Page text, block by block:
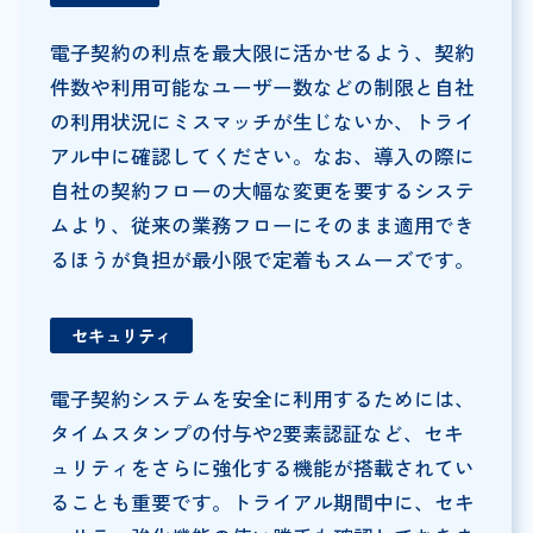
電子契約の利点を最大限に活かせるよう、契約
件数や利用可能なユーザー数などの制限と自社
の利用状況にミスマッチが生じないか、トライ
アル中に確認してください。なお、導入の際に
自社の契約フローの大幅な変更を要するシステ
ムより、従来の業務フローにそのまま適用でき
るほうが負担が最小限で定着もスムーズです。
セキュリティ
電子契約システムを安全に利用するためには、
タイムスタンプの付与や2要素認証など、セキ
ュリティをさらに強化する機能が搭載されてい
ることも重要です。トライアル期間中に、セキ